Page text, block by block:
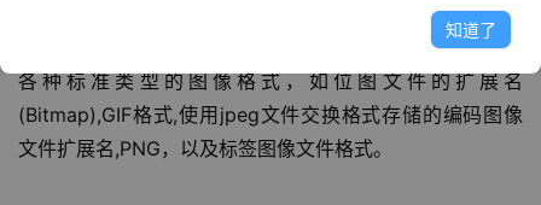
作效率。还具有多种选项和设置，用户可以根据自己的需求
自由调整输出图像的参数，如分辨率、大小、方向等。支持
各种标准类型的图像格式，如位图文件的扩展名
(Bitmap),GIF格式,使用jpeg文件交换格式存储的编码图像
文件扩展名,PNG，以及标签图像文件格式。
知道了